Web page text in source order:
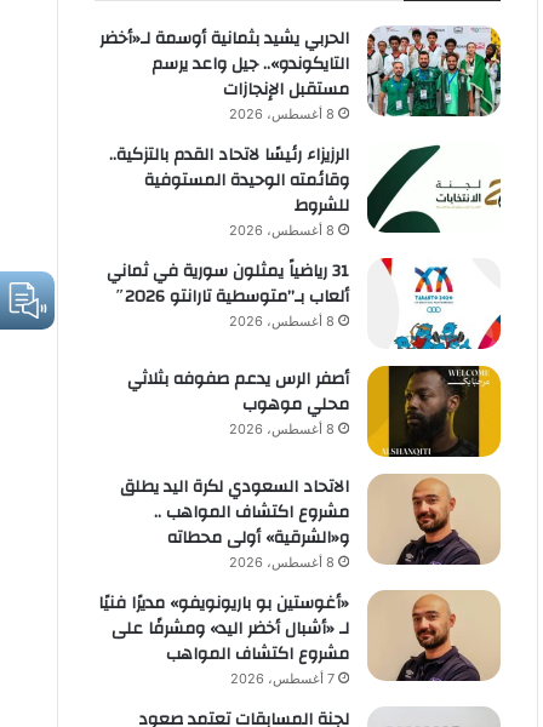
الحربي يشيد بثمانية أوسمة لـ«أخضر
التايكوندو».. جيل واعد يرسم
مستقبل الإنجازات
8 أغسطس، 2026
الرزيزاء رئيسًا لاتحاد القدم بالتزكية..
وقائمته الوحيدة المستوفية
للشروط
8 أغسطس، 2026
31 رياضياً يمثلون سورية في ثماني
ألعاب بـ”متوسطية تارانتو 2026″
8 أغسطس، 2026
أصفر الرس يدعم صفوفه بثلاثي
محلي موهوب
8 أغسطس، 2026
الاتحاد السعودي لكرة اليد يطلق
مشروع اكتشاف المواهب ..
و«الشرقية» أولى محطاته
8 أغسطس، 2026
«أغوستين بو باريونويفو» مديرًا فنيًا
لـ «أشبال أخضر اليد» ومشرفًا على
مشروع اكتشاف المواهب
7 أغسطس، 2026
لجنة المسابقات تعتمد صعود